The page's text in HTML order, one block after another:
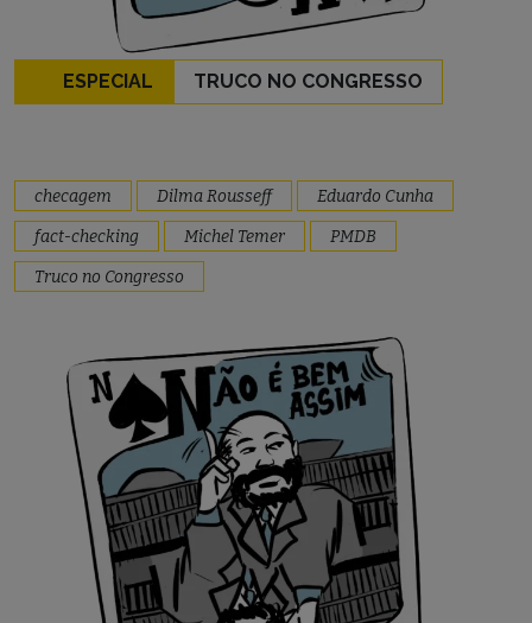
ESPECIAL TRUCO NO CONGRESSO
checagem Dilma Rousseff
Eduardo Cunha
fact-checking
Michel Temer
PMDB
Truco no Congresso